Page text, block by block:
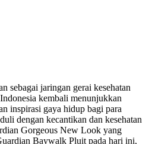
sebagai jaringan gerai kesehatan
kembali menunjukkan
inspirasi gaya hidup bagi para
dengan kecantikan dan kesehatan
Gorgeous New Look yang
Baywalk Pluit pada hari ini,